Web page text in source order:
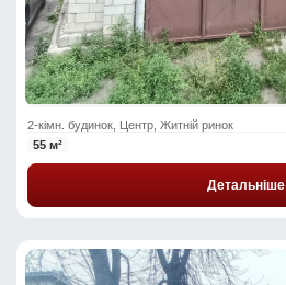
2-кімн. будинок, Центр, Житній ринок
55 м²
Детальніше